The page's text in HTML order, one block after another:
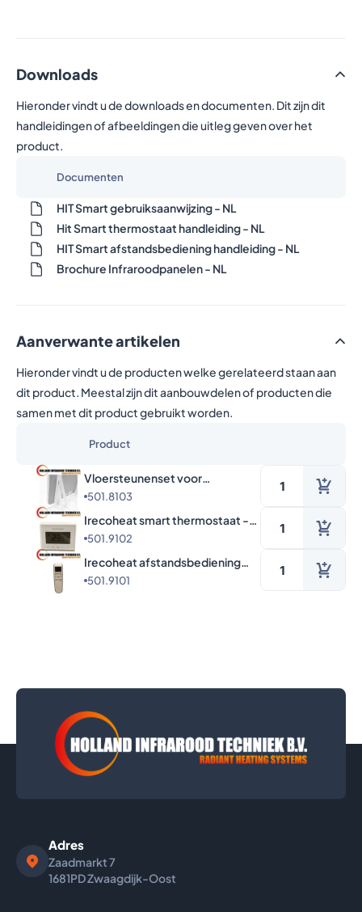
Downloads
Hieronder vindt u de downloads en documenten. Dit zijn dit
handleidingen of afbeeldingen die uitleg geven over het
product.
Documenten
HIT Smart gebruiksaanwijzing - NL
Hit Smart thermostaat handleiding - NL
HIT Smart afstandsbediening handleiding - NL
Brochure Infraroodpanelen - NL
Aanverwante artikelen
Hieronder vindt u de producten welke gerelateerd staan aan
dit product. Meestal zijn dit aanbouwdelen of producten die
samen met dit product gebruikt worden.
Product
Vloersteunenset voor
Eco/Smart paneel
450/700/900/1100W
501.8103
Irecoheat smart thermostaat -
t.b.v. smart panelen -
progammeerbaar
501.9102
Irecoheat afstandsbediening
t.b.v. Smart panelen -
501.9101
Adres
Zaadmarkt7
1681PD Zwaagdijk-Oost